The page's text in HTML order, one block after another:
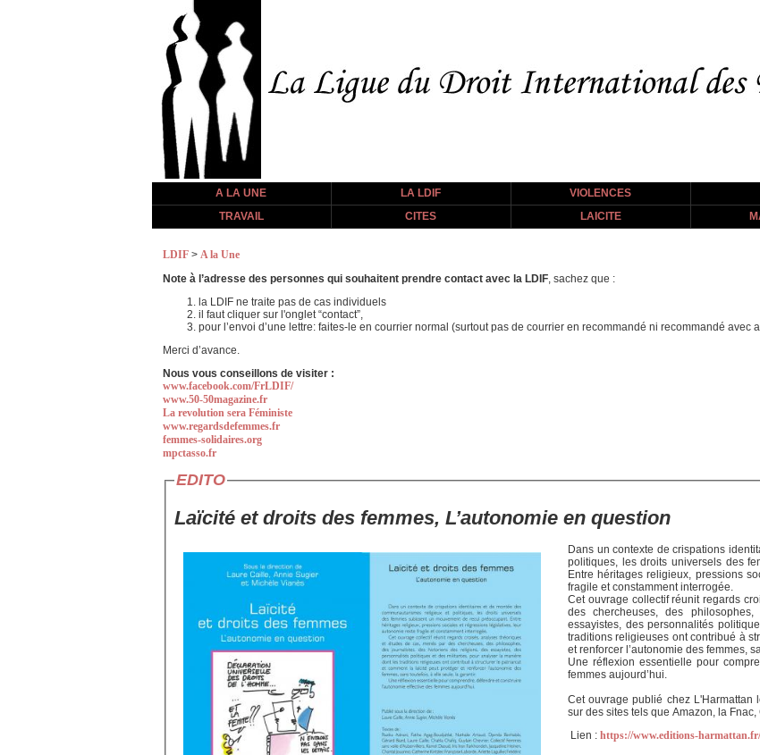
A LA UNE LA LDIF VIOLENCES
TRAVAIL
CITES LAICITE
LDIF > A la Une
Note à l’adresse des personnes qui souhaitent prendre contact avec la LDIF, sachez que :
la LDIF ne traite pas de cas individuels
il faut cliquer sur l'onglet “contact”,
pour l’envoi d’une lettre: faites-le en courrier normal (surtout pas de courrier en recommandé ni recommandé avec
Merci d’avance.
Nous vous conseillons de visiter :
www.facebook.com/FrLDIF/
www.50-50magazine.fr
La revolution sera Féministe
www.regardsdefemmes.fr
femmes-solidaires.org
mpctasso.fr
EDITO
Laïcité et droits des femmes, L’autonomie en question
Dans un contexte de crispations
politiques, les droits universels des
Entre héritages religieux, pressions
fragile et constamment interrogée.
Cet ouvrage collectif réunit regards
des chercheuses, des
essayistes, des personnalités
traditions religieuses ont contribué à
et renforcer l’autonomie des femmes,
Une réflexion essentielle pour
femmes aujourd’hui.
Cet ouvrage publié chez
sur des sites tels que Amazon, la
Lien : https://www.editions-harmattan.fr/